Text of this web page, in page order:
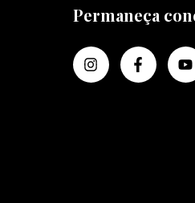
Permaneça